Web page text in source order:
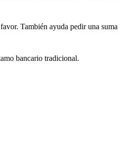
También ayuda pedir una suma
bancario tradicional.